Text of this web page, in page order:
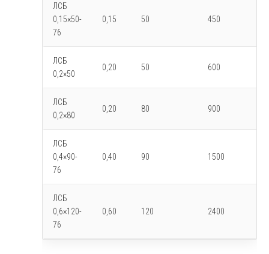
ЛСБ
0,15×50-
76
0,15 50 450
ЛСБ
0,2×50
0,20 50 600
ЛСБ
0,2×80
0,20 80 900
ЛСБ
0,4×90-
76
0,40 90 1500
ЛСБ
0,6×120-
76
0,60 120 2400